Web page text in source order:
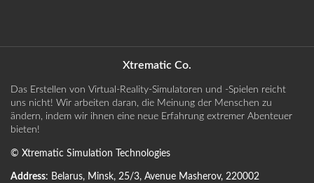
Xtrematic Co.
Das Erstellen von Virtual-Reality-Simulatoren und -Spielen reicht
uns nicht! Wir arbeiten daran, die Meinung der Menschen zu
ändern, indem wir ihnen eine neue Erfahrung extremer Abenteuer
bieten!
© Xtrematic Simulation Technologies
Address: Belarus, Minsk, 25/3, Avenue Masherov, 220002